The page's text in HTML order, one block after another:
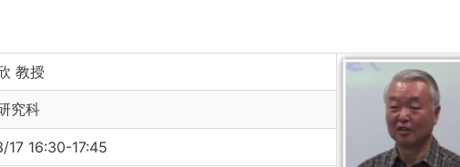
教授
究科
17 16:30-17:45